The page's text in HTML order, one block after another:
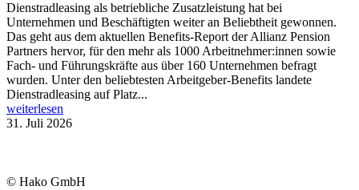
Dienstradleasing als betriebliche Zusatzleistung hat bei
Unternehmen und Beschäftigten weiter an Beliebtheit gewonnen.
Das geht aus dem aktuellen Benefits-Report der Allianz Pension
Partners hervor, für den mehr als 1000 Arbeitnehmer:innen sowie
Fach- und Führungskräfte aus über 160 Unternehmen befragt
wurden. Unter den beliebtesten Arbeitgeber-Benefits landete
Dienstradleasing auf Platz...
weiterlesen
31. Juli 2026
© Hako GmbH